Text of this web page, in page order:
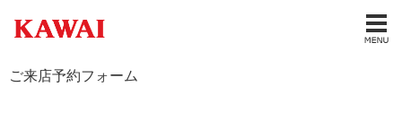
ご来店予約フォーム